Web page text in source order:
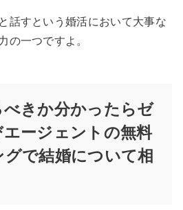
話すという婚活において大事な
の一つですよ。
きか分かったらゼ
ージェントの無料
で結婚について相